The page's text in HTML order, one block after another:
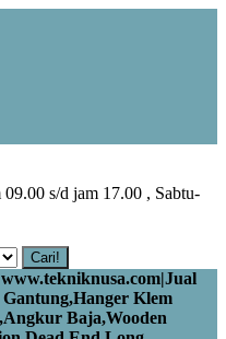
s/d jam 17.00 , Sabtu-
Cari!
www.tekniknusa.com|Jual
Klem
Baja,Wooden